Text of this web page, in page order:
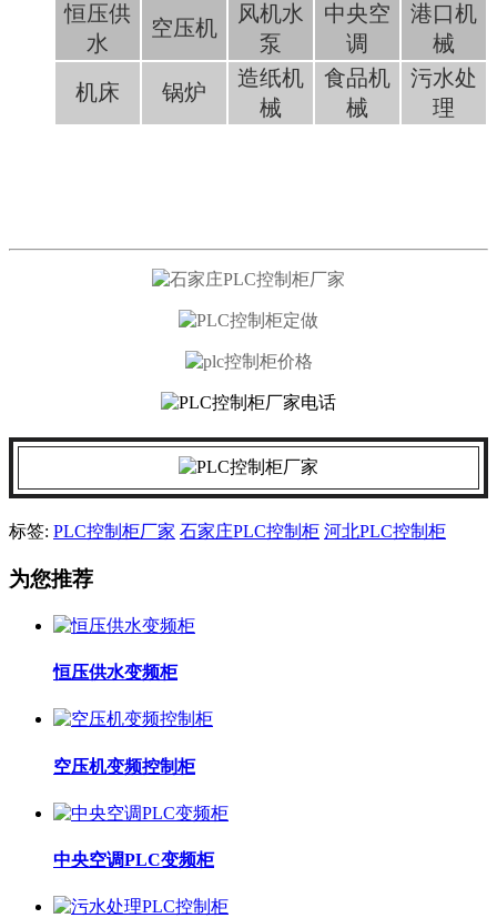
恒压供
水
空压机
风机水
泵
中央空
调
港口机
械
机床
锅炉
造纸机
械
食品机
械
污水处
理
标签: PLC控制柜厂家 石家庄PLC控制柜 河北PLC控制柜
为您推荐
恒压供水变频柜
空压机变频控制柜
中央空调PLC变频柜